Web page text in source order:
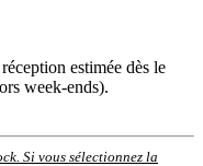
estimée dès le
week-ends).
Si vous sélectionnez la